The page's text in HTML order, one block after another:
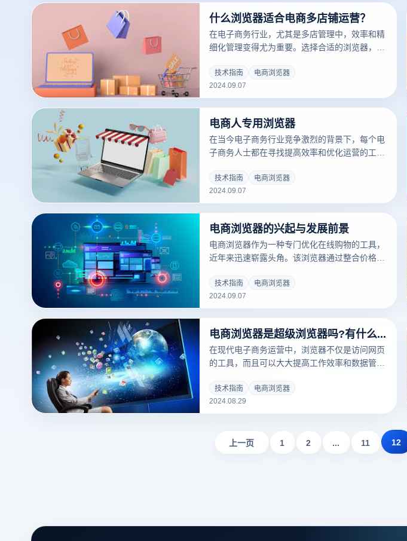
使用该工具。
什么浏览器适合电商多店铺运营？
在电子商务行业，尤其是多店管理中，效率和精
细化管理变得尤为重要。选择合适的浏览器，不
具插件，帮助卖家更好地管理多家店铺。谷歌浏
览器、微软Edge和专门为电子商务设计的云登
电商浏览器是理想的选择。这些浏览器支持多账
主要店铺管理提供了强有力的技术支持。
技术指南
电商浏览器
2024.09.07
电商人专用浏览器
在当今电子商务行业竞争激烈的背景下，每个电
子商务人士都在寻找提高效率和优化运营的工
览器不仅具有传统浏览器的功能，还专门优化了
电子商务的需求，集智能产品选择、订单管理、
实时数据分析等强大工具于一体，帮助电子商务
率。如果你是电商从业者，电商浏览器可能是你
提升竞争力的关键武器。
技术指南
电商浏览器
2024.09.07
电商浏览器的兴起与发展前景
电商浏览器作为一种专门优化在线购物的工具，
近年来迅速崭露头角。该浏览器通过整合价格比
升了消费者的购物体验。随着在线购物市场的不
断扩大，电子商务浏览器逐渐成为消费者寻找产
品、获得优惠促销的有效途径。未来，随着人工
器有望在智能推荐、购物安全和全渠道购物整合
方面发挥更大的作用，成为电子商务生态系统不
可或缺的一部分。
技术指南
电商浏览器
2024.09.07
电商浏览器是超级浏览器吗?有什么区别?
在现代电子商务运营中，浏览器不仅是访问网页
的工具，而且可以大大提高工作效率和数据管理
很多相似之处，但在设计和使用上有显著差异。
电子商务浏览器一般是为电子商务业务的需求量
身定制的，提供多账户管理、数据捕捉和自动操
化的多功能浏览器，可以满足更多样化的使用需
求。本文将深入探讨电子商务浏览器和超级浏览
技术指南
电商浏览器
2024.08.29
上一页 1 2 ... 11 12